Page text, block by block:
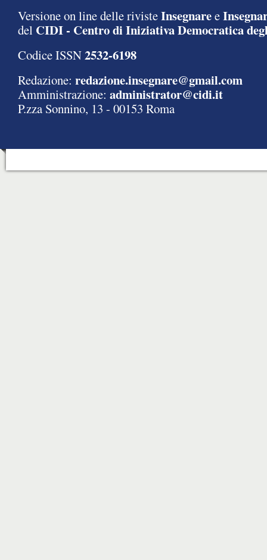
Versione on line delle rivisteInsegnaree
del CIDI - Centro di Iniziativa Democratica
Codice ISSN2532-6198
Redazione: redazione.insegnare@gmail.com
Amministrazione: administrator@cidi.it
P.zza Sonnino, 13 - 00153 Roma